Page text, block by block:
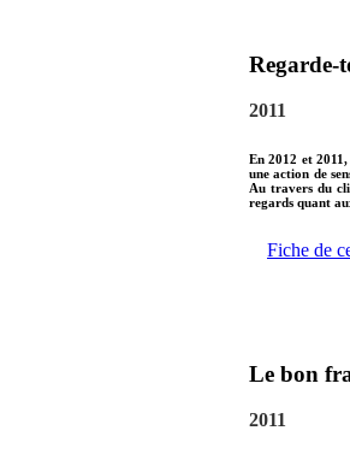
Regarde-
2011
En 2012 et
une action de
Au travers du
regards quant
Fiche de
Le bon
2011